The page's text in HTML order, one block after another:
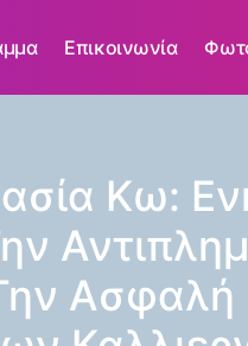
Επικοινωνία
Κω: